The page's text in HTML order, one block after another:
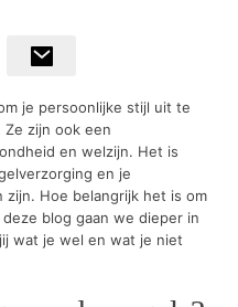
je persoonlijke stijl uit te
zijn ook een
en welzijn. Het is
en je
Hoe belangrijk het is om
blog gaan we dieper in
wat je wel en wat je niet